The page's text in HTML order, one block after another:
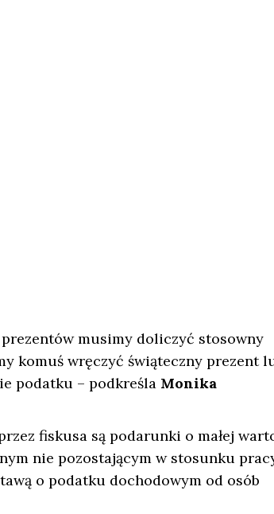
musimy doliczyć stosowny
komuś wręczyć świąteczny prezent
podatku – podkreśla Monika
fiskusa są podarunki o małej
nie pozostającym w stosunku
o podatku dochodowym od osób